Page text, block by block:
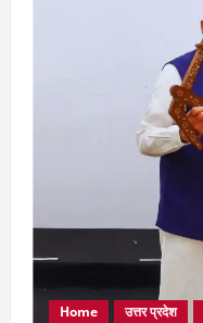
Home उत्तर प्रदेश